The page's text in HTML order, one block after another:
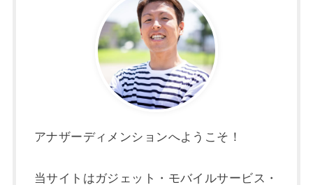
アナザーディメンションへようこそ！
当サイトはガジェット・モバイルサービス・